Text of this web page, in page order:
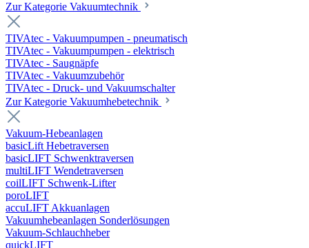
Zur Kategorie Vakuumtechnik
TIVAtec - Vakuumpumpen - pneumatisch
TIVAtec - Vakuumpumpen - elektrisch
TIVAtec - Saugnäpfe
TIVAtec - Vakuumzubehör
TIVAtec - Druck- und Vakuumschalter
Zur Kategorie Vakuumhebetechnik
Vakuum-Hebeanlagen
basicLift Hebetraversen
basicLIFT Schwenktraversen
multiLIFT Wendetraversen
coilLIFT Schwenk-Lifter
poroLIFT
accuLIFT Akkuanlagen
Vakuumhebeanlagen Sonderlösungen
Vakuum-Schlauchheber
quickLIFT